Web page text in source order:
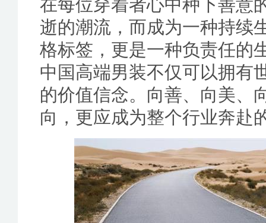
在每位穿着者心中种下善
逝的潮流，而成为一种持续
格标签，更是一种负责任的
中国高端男装不仅可以拥有
的价值信念。向善、向美
向，更应成为整个行业奔赴